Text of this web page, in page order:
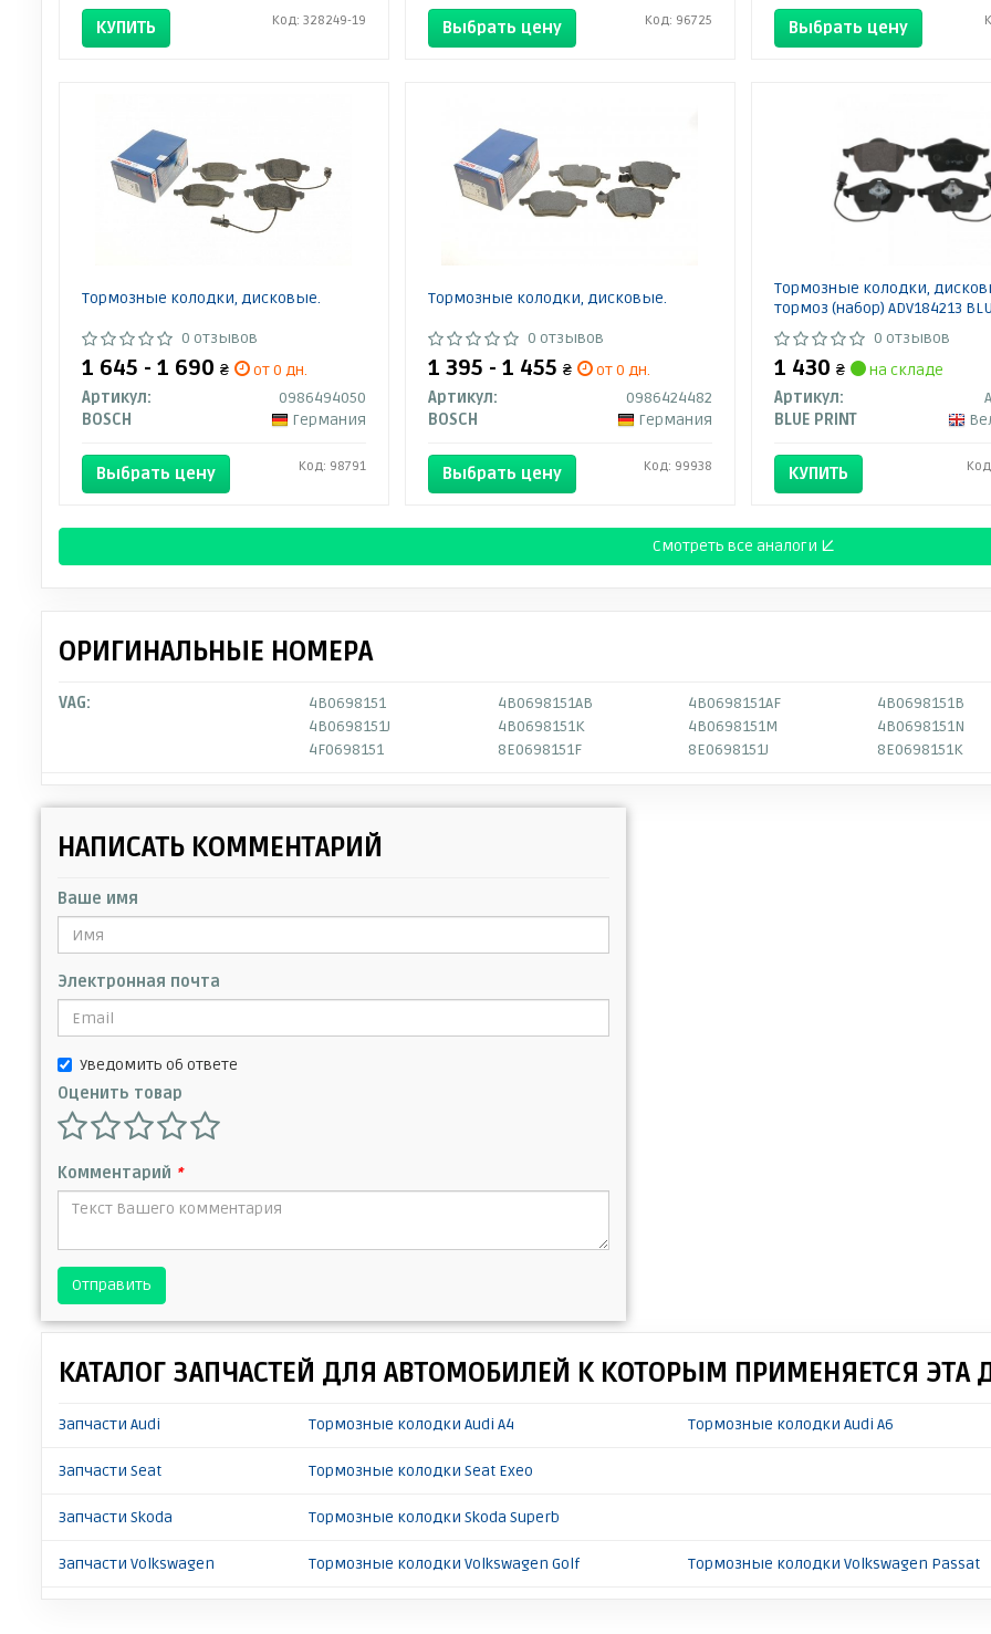
КУПИТЬ Код: 328249-19 Выбрать цену Код: 96725 Выбрать цену
Тормозные колодки, дисковые.
0 отзывов
1 645 - 1 690 ₴
от 0 дн.
Артикул:
0986494050
BOSCH
Германия
Выбрать цену Код: 98791
Тормозные колодки, дисковые.
0 отзывов
1 395 - 1 455 ₴
от 0 дн.
Артикул:
0986424482
BOSCH
Германия
Выбрать цену Код: 99938
Тормозные колодки,
тормоз (набор) ADV184213
0 отзывов
1 430 ₴
на складе
Артикул:
BLUE PRINT
КУПИТЬ
Смотреть все аналоги ↓
ОРИГИНАЛЬНЫЕ НОМЕРА
VAG: 4B0698151 4B0698151AB 4B0698151AF 4B0698151B
4B0698151J
4B0698151K 4B0698151M 4B0698151N
4F0698151
8E0698151F 8E0698151J 8E0698151K
НАПИСАТЬ КОММЕНТАРИЙ
Ваше имя
Электронная почта
Уведомить об ответе
Оценить товар
Комментарий *
Отправить
КАТАЛОГ ЗАПЧАСТЕЙ ДЛЯ АВТОМОБИЛЕЙ К КОТОРЫМ ПРИМЕНЯЕТСЯ ЭТА
Запчасти Audi Тормозные колодки Audi A4 Тормозные колодки Audi A6
Запчасти Seat Тормозные колодки Seat Exeo
Запчасти Skoda Тормозные колодки Skoda Superb
Запчасти Volkswagen Тормозные колодки Volkswagen Golf Тормозные колодки Volkswagen Passat